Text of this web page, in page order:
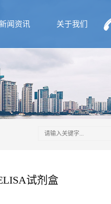
闻资讯 关于我们
试剂盒